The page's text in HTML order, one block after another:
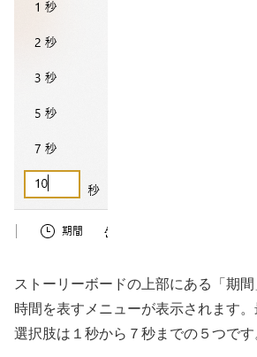
ストーリーボードの上部にある「期
時間を表すメニューが表示されます
選択肢は１秒から７秒までの５つです